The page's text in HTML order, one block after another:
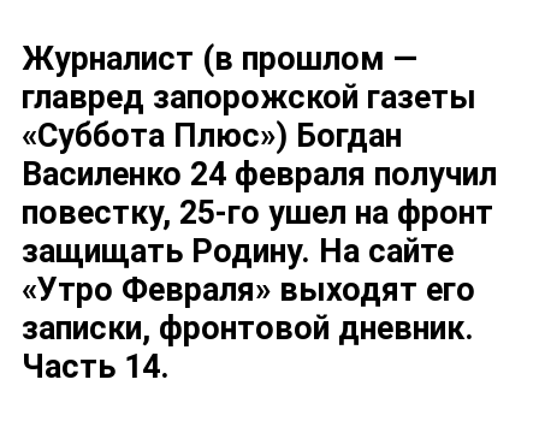
Журналист (в прошлом —
главред запорожской газеты
«Суббота Плюс») Богдан
Василенко 24 февраля получил
повестку, 25-го ушел на фронт
защищать Родину. На сайте
«Утро Февраля» выходят его
записки, фронтовой дневник.
Часть 14.